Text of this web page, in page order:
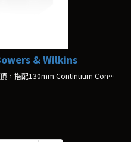
& Wilkins
我們的旗艦中置揚聲器將碳高音單體置頂，搭配130mm Continuum Cone FST™ 中音單體，讓人聲更為清晰；加上兩顆Aerofoil™ Profile低音，會是您家庭劇院的完美夥伴。